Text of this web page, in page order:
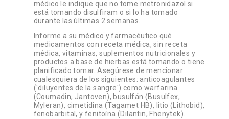
médico le indique que no tome metronidazol si
está tomando disulfiram o si lo ha tomado
durante las últimas 2 semanas.
Informe a su médico y farmacéutico qué
medicamentos con receta médica, sin receta
médica, vitaminas, suplementos nutricionales y
productos a base de hierbas está tomando o tiene
planificado tomar. Asegúrese de mencionar
cualesquiera de los siguientes: anticoagulantes
('diluyentes de la sangre') como warfarina
(Coumadin, Jantoven), busulfán (Busulfex,
Myleran), cimetidina (Tagamet HB), litio (Lithobid),
fenobarbital, y fenitoína (Dilantin, Fhenytek).